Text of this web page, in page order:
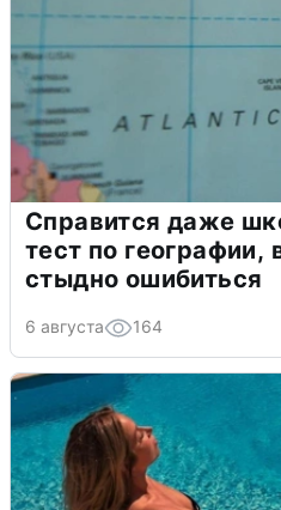
Справится даже
тест по географии,
стыдно ошибиться
6 августа 164